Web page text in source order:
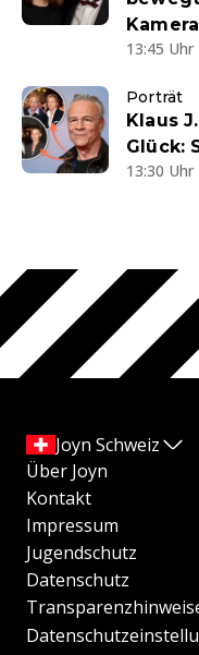
Kamera
13:45 Uhr
Porträt
Klaus
Glück:
13:30 Uhr
Joyn Schweiz
Über Joyn
Kontakt
Impressum
Jugendschutz
Datenschutz